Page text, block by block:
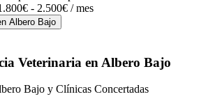
- 2.500€ / mes
Albero Bajo
Veterinaria en Albero Bajo
Bajo y Clínicas Concertadas